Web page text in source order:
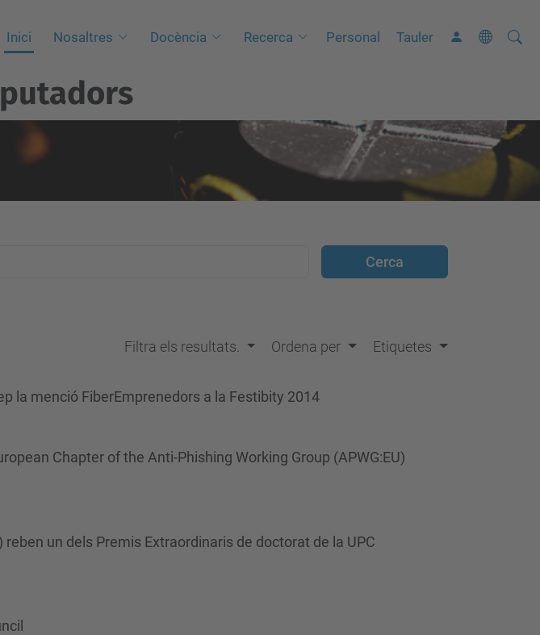
Inici Nosaltres Docència Recerca Personal Tauler Cerca
C
a
a
Filtra els resultats. Ordena per Etiquetes
la menció FiberEmprenedors a la Festibity 2014
Chapter of the Anti-Phishing Working Group (APWG:EU)
un dels Premis Extraordinaris de doctorat de la UPC